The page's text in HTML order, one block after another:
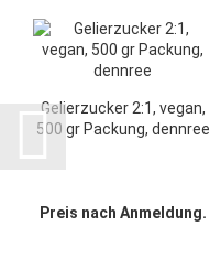
Gelierzucker 2:1, vegan,
500 gr Packung, dennree
Preis nach Anmeldung.